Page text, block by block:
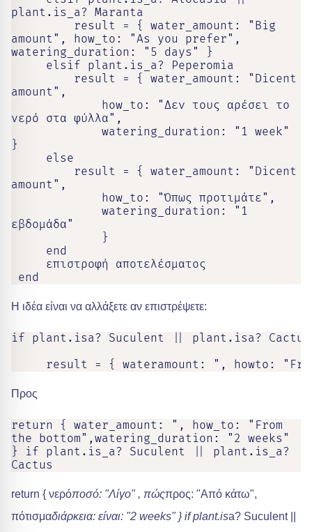
plant.is_a? Maranta
amount", how_to: "As you prefer",
watering_duration: "5 days" }
amount",
νερό στα φύλλα",
}
amount",
εβδομάδα"
Η ιδέα είναι να αλλάξετε αν επιστρέψετε:
if plant.isa? Suculent || plant.isa? Cactus
result = { wateramount: ", howto:
Προς
return { water_amount: ", how_to: "From
the bottom",watering_duration: "2 weeks"
} if plant.is_a? Suculent || plant.is_a?
Cactus
return { νερόποσό: "Λίγο" , πώςπρος: "Από κάτω",
πότισμαδιάρκεια: είναι: "2 weeks" } if plant.isa? Suculent ||